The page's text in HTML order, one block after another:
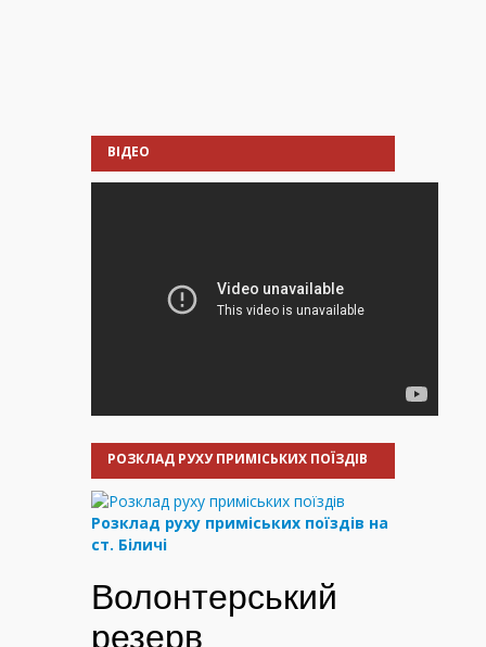
ВІДЕО
РОЗКЛАД РУХУ ПРИМІСЬКИХ ПОЇЗДІВ
Розклад руху приміських поїздів на
ст. Біличі